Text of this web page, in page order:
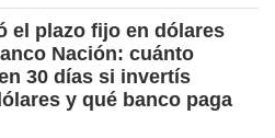
el plazo fijo en dólares
Nación: cuánto
30 días si invertís
y qué banco paga